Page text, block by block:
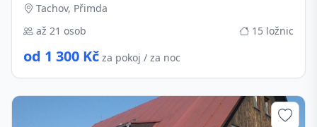
Tachov, Přimda
až 21 osob
15 ložnic
od 1 300 Kč za pokoj / za noc